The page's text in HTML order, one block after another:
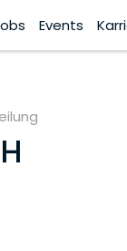
Events